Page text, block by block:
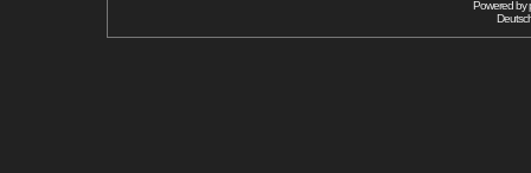
Powered by